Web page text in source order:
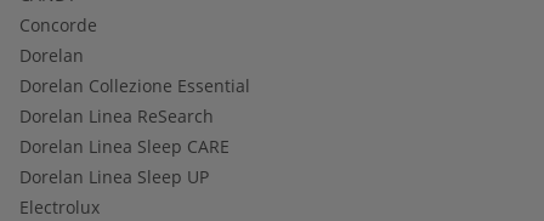
Concorde
Dorelan
Dorelan Collezione Essential
Dorelan Linea ReSearch
Dorelan Linea Sleep CARE
Dorelan Linea Sleep UP
Electrolux